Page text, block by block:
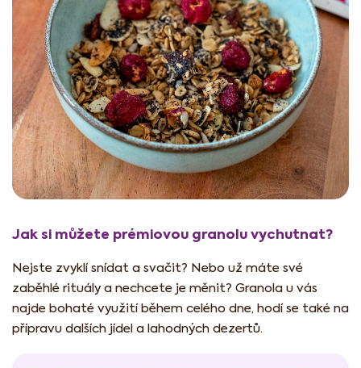
Jak si můžete prémiovou granolu vychutnat?
Nejste zvyklí snídat a svačit? Nebo už máte své
zaběhlé rituály a nechcete je měnit? Granola u vás
najde bohaté využití během celého dne, hodí se také na
přípravu dalších jídel a lahodných dezertů.